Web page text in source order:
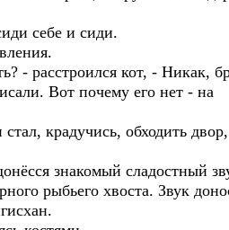
себе и сиди.
- расстроился кот, - Никак,
Вот почему его нет - на
крадучись, обходить двор,
знакомый сладостный
рыбьего хвоста. Звук